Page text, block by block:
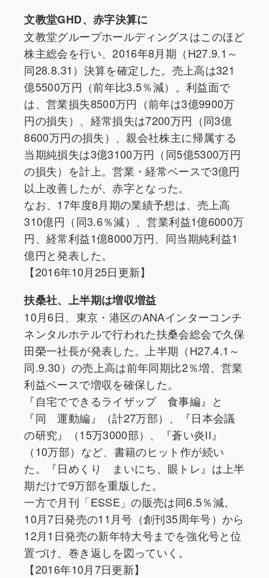
文教堂GHD、赤字決算に
文教堂グループホールディングスはこのほど
株主総会を行い、2016年8月期（H27.9.1～
同28.8.31）決算を確定した。売上高は321
億5500万円（前年比3.5％減）。利益面で
は、営業損失8500万円（前年は3億9900万
円の損失）、経常損失は7200万円（同3億
8600万円の損失）、親会社株主に帰属する
当期純損失は3億3100万円（同5億5300万円
の損失）を計上。営業・経常ベースで3億円
以上改善したが、赤字となった。
なお、17年度8月期の業績予想は、売上高
310億円（同3.6％減）、営業利益1億6000万
円、経常利益1億8000万円、同当期純利益1
億円と発表した。
【2016年10月25日更新】
扶桑社、上半期は増収増益
10月6日、東京・港区のANAインターコンチ
ネンタルホテルで行われた扶桑会総会で久保
田榮一社長が発表した。上半期（H27.4.1～
同.9.30）の売上高は前年同期比2％増、営業
利益ベースで増収を確保した。
『自宅でできるライザップ 食事編』と
『同 運動編』（計27万部）、『日本会議
の研究』（15万3000部）、『蒼い炎II』
（10万部）など、書籍のヒット作が続い
た。『日めくり まいにち、眼トレ』は上半
期だけで9万部を重版した。
一方で月刊「ESSE」の販売は同6.5％減。
10月7日発売の11月号（創刊35周年号）から
12月1日発売の新年特大号までを強化号と位
置づけ、巻き返しを図っていく。
【2016年10月7日更新】